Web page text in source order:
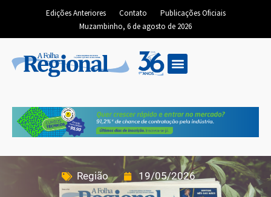
Edições Anteriores Contato
Publicações Oficiais
Muzambinho, 6 de agosto de 2026
Região 19/05/2026